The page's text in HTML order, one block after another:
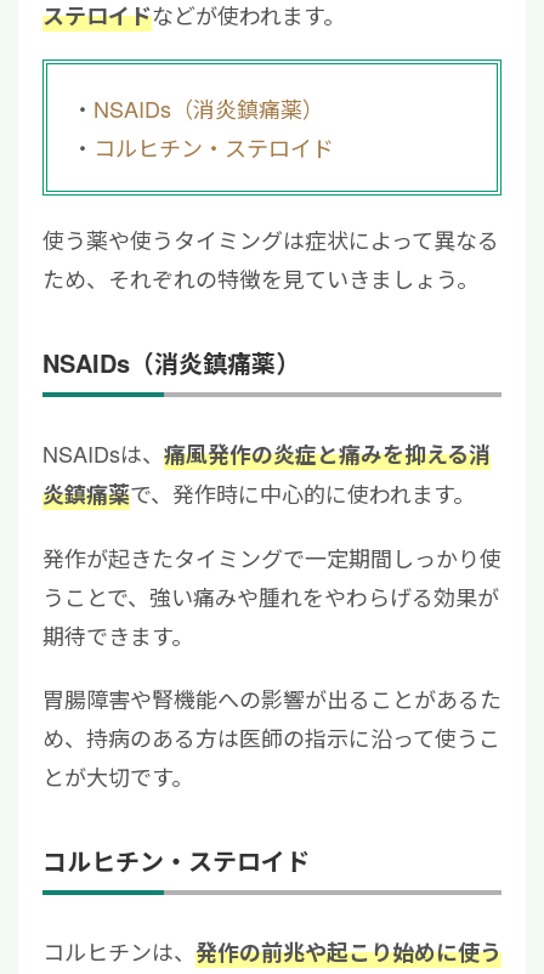
ステロイドなどが使われます。
NSAIDs（消炎鎮痛薬）
コルヒチン・ステロイド
使う薬や使うタイミングは症状によって異なる
ため、それぞれの特徴を見ていきましょう。
NSAIDs（消炎鎮痛薬）
NSAIDsは、 痛風発作の炎症と痛みを抑える消
炎鎮痛薬で、発作時に中心的に使われます。
発作が起きたタイミングで一定期間しっかり使
うことで、強い痛みや腫れをやわらげる効果が
期待できます。
胃腸障害や腎機能への影響が出ることがあるた
め、持病のある方は医師の指示に沿って使うこ
とが大切です。
コルヒチン・ステロイド
コルヒチンは、 発作の前兆や起こり始めに使う